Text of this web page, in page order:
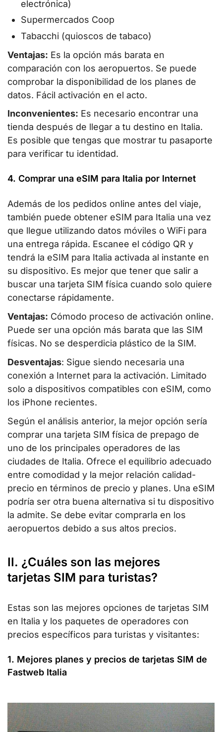
electrónica)
Supermercados Coop
Tabacchi (quioscos de tabaco)
Ventajas: Es la opción más barata en
comparación con los aeropuertos. Se puede
comprobar la disponibilidad de los planes de
datos. Fácil activación en el acto.
Inconvenientes: Es necesario encontrar una
tienda después de llegar a tu destino en Italia.
Es posible que tengas que mostrar tu pasaporte
para verificar tu identidad.
4. Comprar una eSIM para Italia por Internet
Además de los pedidos online antes del viaje,
también puede obtener eSIM para Italia una vez
que llegue utilizando datos móviles o WiFi para
una entrega rápida. Escanee el código QR y
tendrá la eSIM para Italia activada al instante en
su dispositivo. Es mejor que tener que salir a
buscar una tarjeta SIM física cuando solo quiere
conectarse rápidamente.
Ventajas: Cómodo proceso de activación online.
Puede ser una opción más barata que las SIM
físicas. No se desperdicia plástico de la SIM.
Desventajas: Sigue siendo necesaria una
conexión a Internet para la activación. Limitado
solo a dispositivos compatibles con eSIM, como
los iPhone recientes.
Según el análisis anterior, la mejor opción sería
comprar una tarjeta SIM física de prepago de
uno de los principales operadores de las
ciudades de Italia. Ofrece el equilibrio adecuado
entre comodidad y la mejor relación calidad-
precio en términos de precio y planes. Una eSIM
podría ser otra buena alternativa si tu dispositivo
la admite. Se debe evitar comprarla en los
aeropuertos debido a sus altos precios.
II. ¿Cuáles son las mejores
tarjetas SIM para turistas?
Estas son las mejores opciones de tarjetas SIM
en Italia y los paquetes de operadores con
precios específicos para turistas y visitantes:
1. Mejores planes y precios de tarjetas SIM de
Fastweb Italia